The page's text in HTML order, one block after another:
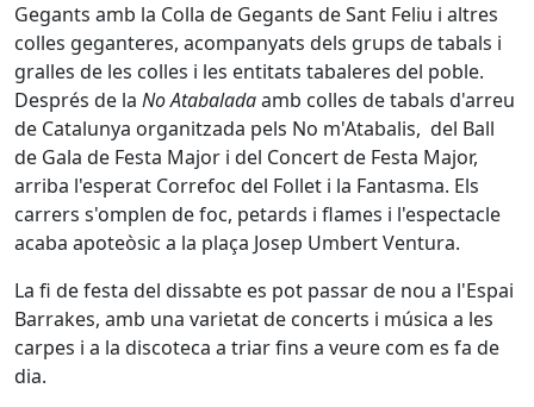
Gegants amb la Colla de Gegants de Sant Feliu i altres
colles geganteres, acompanyats dels grups de tabals i
gralles de les colles i les entitats tabaleres del poble.
Després de la No Atabaladaamb colles de tabals d'arreu
de Catalunya organitzada pels No m'Atabalis, del Ball
de Gala de Festa Major i del Concert de Festa Major,
arriba l'esperat Correfoc del Follet i la Fantasma. Els
carrers s'omplen de foc, petards i flames i l'espectacle
acaba apoteòsic a la plaça Josep Umbert Ventura.
La fi de festa del dissabte es pot passar de nou a l'Espai
Barrakes, amb una varietat de concerts i música a les
carpes i a la discoteca a triar fins a veure com es fa de
dia.